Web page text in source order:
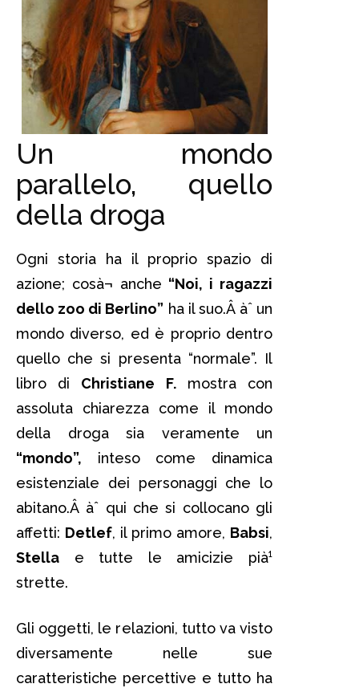
Un mondo
parallelo, quello
della droga
Ogni storia ha il proprio spazio di
azione; cosà¬ anche “Noi, i ragazzi
dello zoo di Berlino” ha il suo.Â àˆ un
mondo diverso, ed è proprio dentro
quello che si presenta “normale”. Il
libro di Christiane F.mostra con
assoluta chiarezza come il mondo
della droga sia veramente un
“mondo”, inteso come dinamica
esistenziale dei personaggi che lo
abitano.Â àˆ qui che si collocano gli
affetti: Detlef, il primo amore, Babsi,
Stella e tutte le amicizie pià¹
strette.
Gli oggetti, le relazioni, tutto va visto
diversamente nelle sue
caratteristiche percettive e tutto ha